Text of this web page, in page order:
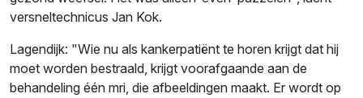
versneltechnicus Jan Kok.
Lagendijk: "Wie nu als kankerpatiënt te horen krijgt dat hij
moet worden bestraald, krijgt voorafgaande aan de
behandeling één mri, die afbeeldingen maakt. Er wordt op